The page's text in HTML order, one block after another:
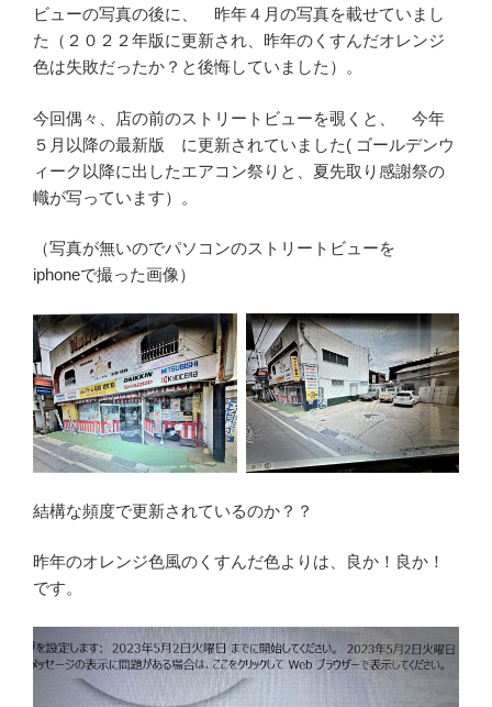
ビューの写真の後に、 昨年４月の写真を載せていまし
た（２０２２年版に更新され、昨年のくすんだオレンジ
色は失敗だったか？と後悔していました）。
今回偶々、店の前のストリートビューを覗くと、 今年
５月以降の最新版 に更新されていました( ゴールデンウ
ィーク以降に出したエアコン祭りと、夏先取り感謝祭の
幟が写っています）。
（写真が無いのでパソコンのストリートビューを
iphoneで撮った画像）
結構な頻度で更新されているのか？？
昨年のオレンジ色風のくすんだ色よりは、良か！良か！
です。